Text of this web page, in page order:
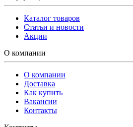
Каталог товаров
Статьи и новости
Акции
О компании
О компании
Доставка
Как купить
Вакансии
Контакты